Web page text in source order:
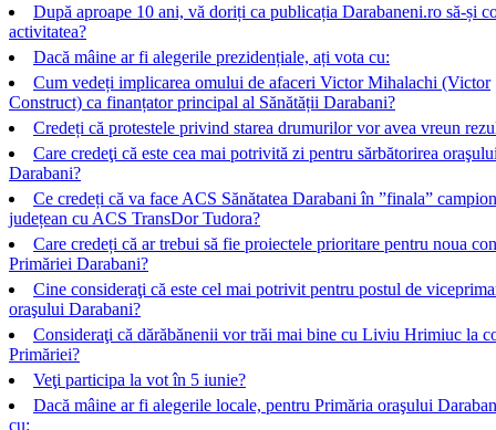
După aproape 10 ani, vă doriți ca publicația Darabaneni.ro să-și
activitatea?
Dacă mâine ar fi alegerile prezidențiale, ați vota cu:
Cum vedeți implicarea omului de afaceri Victor Mihalachi (Victor
Construct) ca finanțator principal al Sănătății Darabani?
Credeți că protestele privind starea drumurilor vor avea vreun
Care credeţi că este cea mai potrivită zi pentru sărbătorirea
Darabani?
Ce credeți că va face ACS Sănătatea Darabani în ”finala”
județean cu ACS TransDor Tudora?
Care credeți că ar trebui să fie proiectele prioritare pentru noua
Primăriei Darabani?
Cine consideraţi că este cel mai potrivit pentru postul de
oraşului Darabani?
Consideraţi că dărăbănenii vor trăi mai bine cu Liviu Hrimiuc la
Primăriei?
Veţi participa la vot în 5 iunie?
Dacă mâine ar fi alegerile locale, pentru Primăria oraşului
cu: